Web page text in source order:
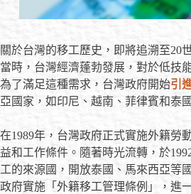
關於台灣的移工歷史，即將追溯至20
當時，台灣經濟蓬勃發展，對於低技
為了滿足這種需求，台灣政府開始引
亞國家，如印尼、越南、菲律賓和泰
在1989年，台灣政府正式實施外籍勞
益和工作條件。隨著時光流轉，於
工的來源國，開放泰國、馬來西亞等
政府實施「外籍移工管理條例」，進